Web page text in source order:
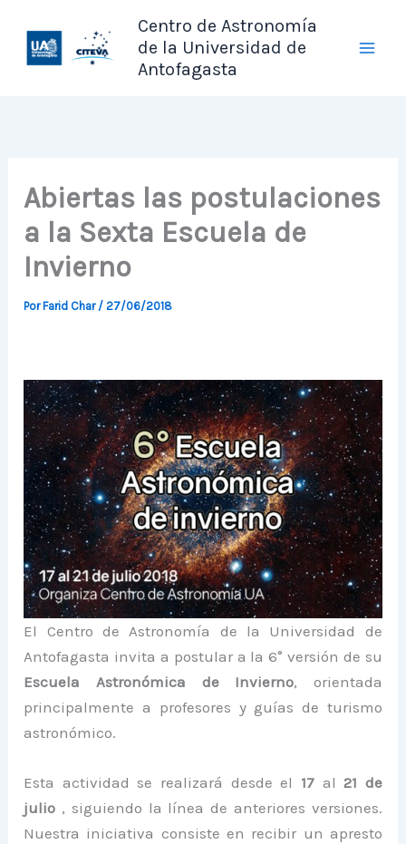
contenido
Centro de Astronomía
de la Universidad de
Antofagasta
Abiertas las postulaciones
a la Sexta Escuela de
Invierno
PorFarid Char /27/06/2018
El Centro de Astronomía de la Universidad de
Antofagasta invita a postular a la 6° versión de su
Escuela Astronómica de Invierno, orientada
principalmente a profesores y guías de turismo
astronómico.
Esta actividad se realizará desde el 17al21 de
julio , siguiendo la línea de anteriores versiones.
Nuestra iniciativa consiste en recibir un apresto